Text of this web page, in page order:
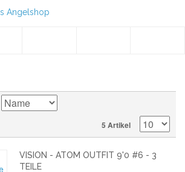
5 Artikel
VISION - ATOM OUTFIT 9'0 #6 - 3
TEILE